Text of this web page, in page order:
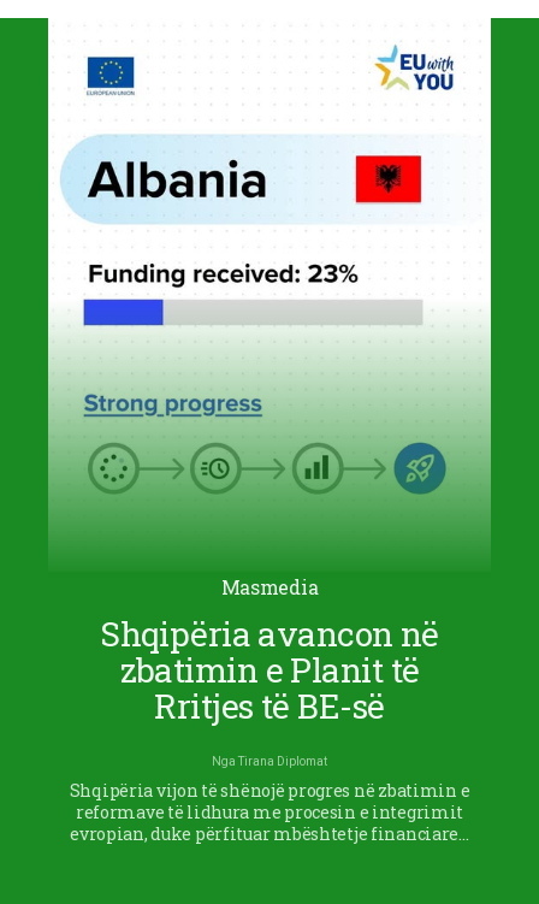
Masmedia
Shqipëria avancon në
zbatimin e Planit të
Rritjes të BE-së
NgaTirana Diplomat
Shqipëria vijon të shënojë progres në zbatimin e
reformave të lidhura me procesin e integrimit
evropian, duke përfituar mbështetje financiare…